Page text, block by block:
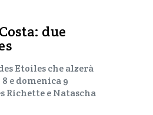
due
Etoiles che alzerà
e domenica 9
Richette e Natascha